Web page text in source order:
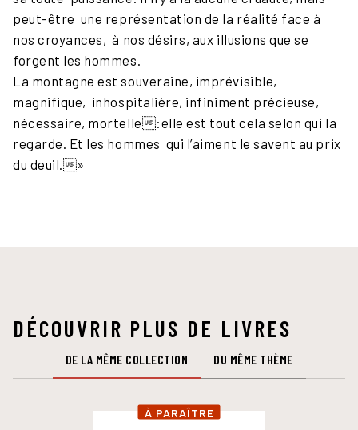
peut-être une représentation de la réalité face à
nos croyances, à nos désirs, aux illusions que se
forgent les hommes.
La montagne est souveraine, imprévisible,
magnifique, inhospitalière, infiniment précieuse,
nécessaire, mortelle:elle est tout cela selon qui la
regarde. Et les hommes qui l’aiment le savent au prix
du deuil.»
DÉCOUVRIR PLUS DE LIVRES
DE LA MÊME COLLECTION DU MÊME THÈME
À PARAÎTRE